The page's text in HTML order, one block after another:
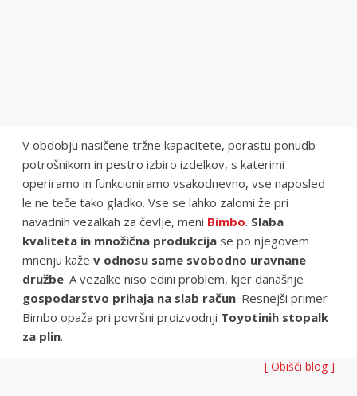
V obdobju nasičene tržne kapacitete, porastu ponudb
potrošnikom in pestro izbiro izdelkov, s katerimi
operiramo in funkcioniramo vsakodnevno, vse naposled
le ne teče tako gladko. Vse se lahko zalomi že pri
navadnih vezalkah za čevlje, meni Bimbo. Slaba
kvaliteta in množična produkcija se po njegovem
mnenju kažev odnosu same svobodno uravnane
družbe. A vezalke niso edini problem, kjer današnje
gospodarstvo prihaja na slab račun. Resnejši primer
Bimbo opaža pri površni proizvodnji Toyotinih stopalk
za plin.
[ Obišči blog ]